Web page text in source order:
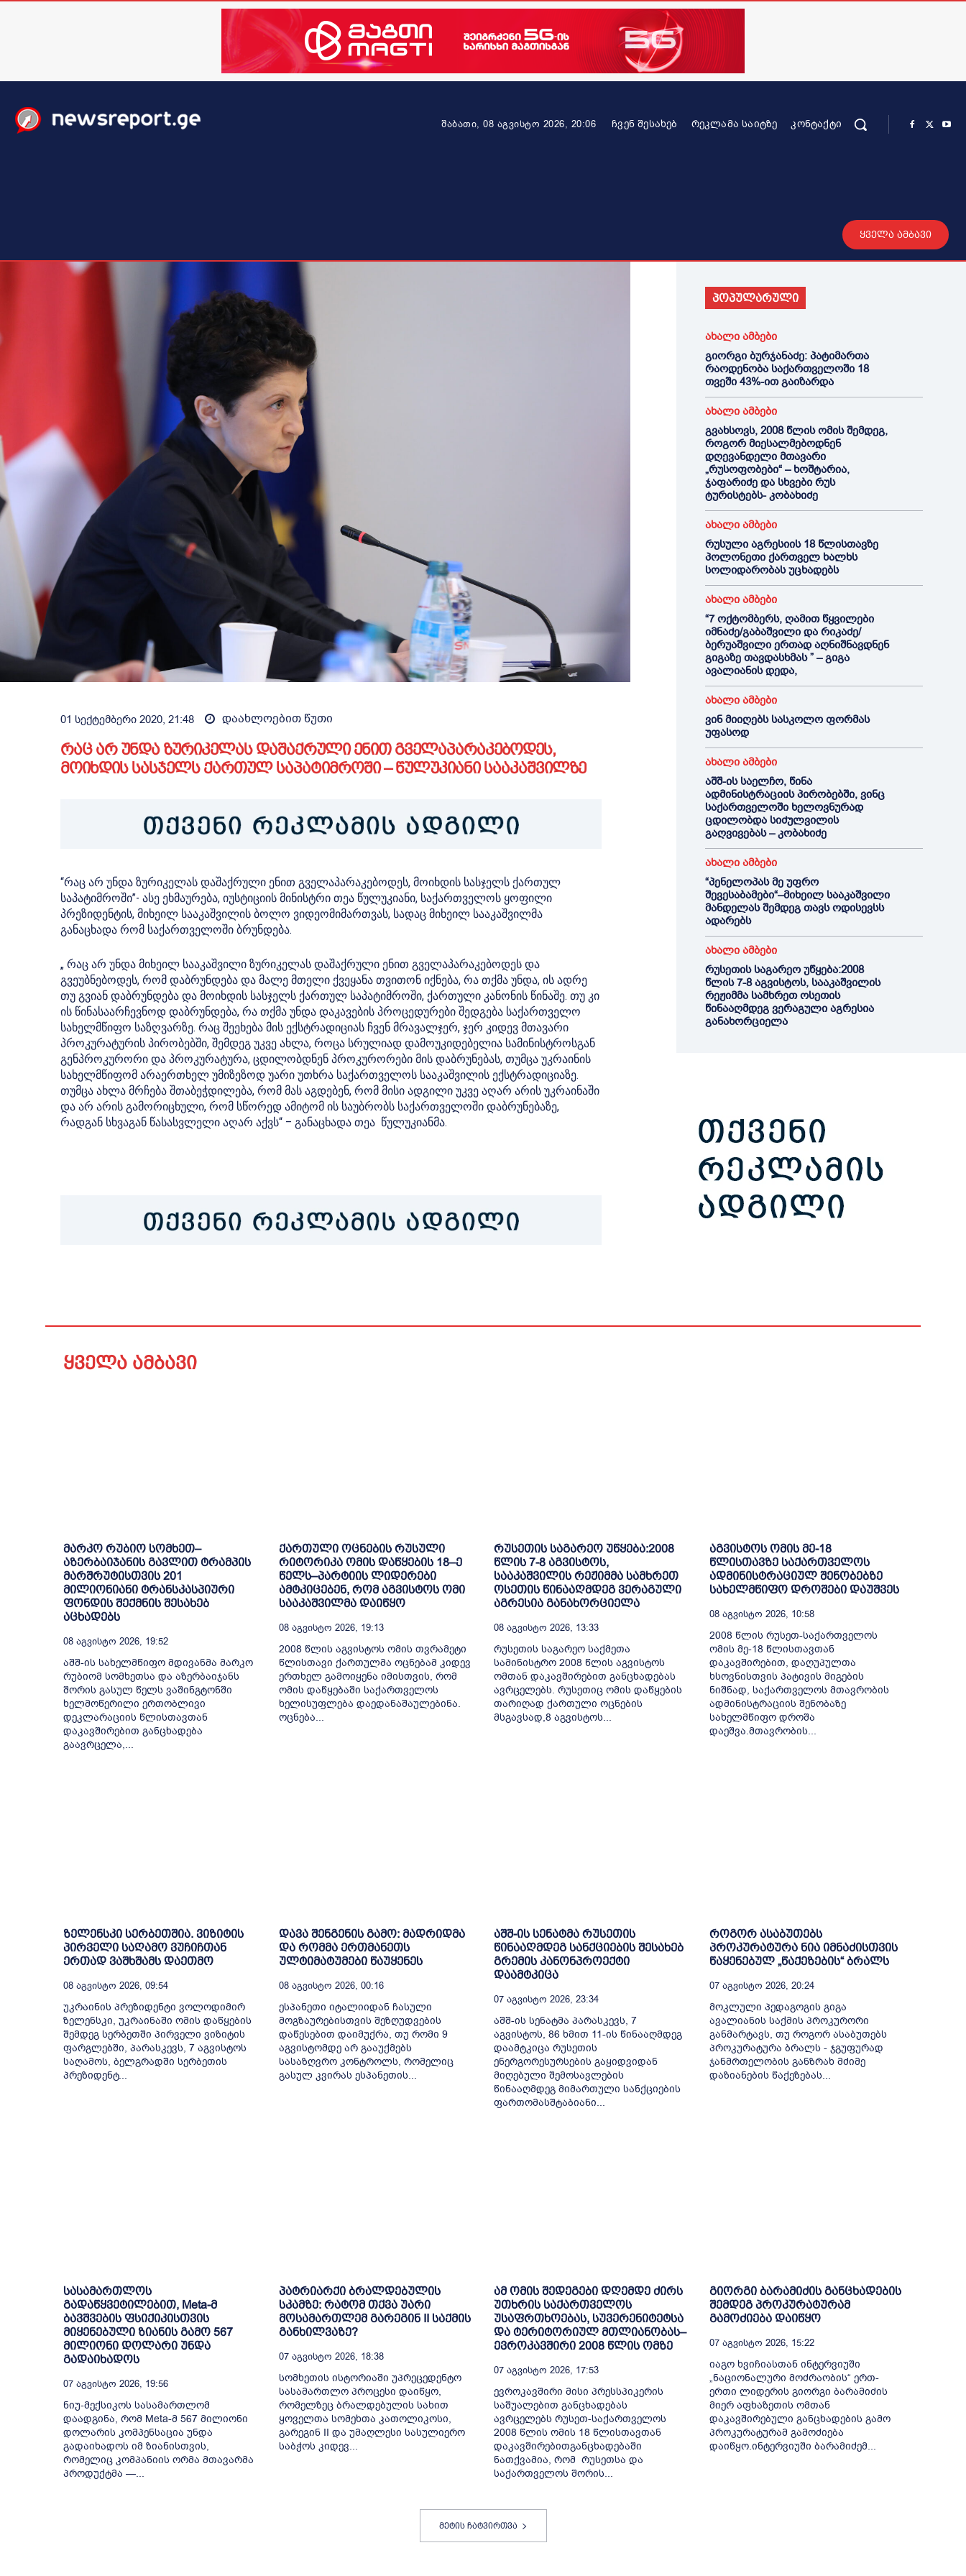
შაბათი, 08 აგვისტო 2026, 20:06 ᲩᲕᲔᲜ ᲨᲔᲡᲐᲮᲔᲑ ᲠᲔᲙᲚᲐᲛᲐ ᲡᲐᲘᲢᲖᲔ ᲙᲝᲜᲢᲐᲥᲢᲘ
ყველა ამბავი
01 სექტემბერი 2020, 21:48 დაახლოებით წუთი
რაც არ უნდა ზურიკელას დაშაქრული ენით გველაპარაკებოდეს,
მოიხდის სასჯელს ქართულ საპატიმროში – წულუკიანი სააკაშვილზე
“რაც არ უნდა ზურიკელას დაშაქრული ენით გველაპარაკებოდეს, მოიხდის სასჯელს ქართულ
საპატიმროში”- ასე ეხმაურება, იუსტიციის მინისტრი თეა წულუკიანი, საქართველოს ყოფილი
პრეზიდენტის, მიხეილ სააკაშვილის ბოლო ვიდეომიმართვას, სადაც მიხეილ სააკაშვილმა
განაცხადა რომ საქართველოში ბრუნდება.
„ რაც არ უნდა მიხეილ სააკაშვილი ზურიკელას დაშაქრული ენით გველაპარაკებოდეს და
გვეუბნებოდეს, რომ დაბრუნდება და მალე მთელი ქვეყანა თვითონ იქნება, რა თქმა უნდა, ის ადრე
თუ გვიან დაბრუნდება და მოიხდის სასჯელს ქართულ საპატიმროში, ქართული კანონის წინაშე. თუ კი
ის წინასაარჩევნოდ დაბრუნდება, რა თქმა უნდა დაკავების პროცედურები შედგება საქართველო
სახელმწიფო საზღვარზე. რაც შეეხება მის ექსტრადიციას ჩვენ მრავალჯერ, ჯერ კიდევ მთავარი
პროკურატურის პირობებში, შემდეგ უკვე ახლა, როცა სრულიად დამოუკიდებელია სამინისტროსგან
გენპროკურორი და პროკურატურა, ცდილობდნენ პროკურორები მის დაბრუნებას, თუმცა უკრაინის
სახელმწიფომ არაერთხელ უმიზეზოდ უარი უთხრა საქართველოს სააკაშვილის ექსტრადიციაზე.
თუმცა ახლა მრჩება შთაბეჭდილება, რომ მას აგდებენ, რომ მისი ადგილი უკვე აღარ არის უკრაინაში
და არ არის გამორიცხული, რომ სწორედ ამიტომ ის საუბრობს საქართველოში დაბრუნებაზე,
რადგან სხვაგან წასასვლელი აღარ აქვს“ – განაცხადა თეა წულუკიანმა.
პოპულარული
ახალი ამბები
გიორგი ბურჯანაძე: პატიმართა
რაოდენობა საქართველოში 18
თვეში 43%-ით გაიზარდა
ახალი ამბები
გვახსოვს, 2008 წლის ომის შემდეგ,
როგორ მიესალმებოდნენ
დღევანდელი მთავარი
„რუსოფობები“ – ხოშტარია,
ჯაფარიძე და სხვები რუს
ტურისტებს- კობახიძე
ახალი ამბები
რუსული აგრესიის 18 წლისთავზე
პოლონეთი ქართველ ხალხს
სოლიდარობას უცხადებს
ახალი ამბები
“7 ოქტომბერს, ღამით წყვილები
იმნაძე/გაბაშვილი და რიკაძე/
ბერუაშვილი ერთად აღნიშნავდნენ
გიგაზე თავდასხმას ” – გიგა
ავალიანის დედა,
ახალი ამბები
ვინ მიიღებს სასკოლო ფორმას
უფასოდ
ახალი ამბები
აშშ-ის საელჩო, წინა
ადმინისტრაციის პირობებში, ვინც
საქართველოში ხელოვნურად
ცდილობდა სიძულვილის
გაღვივებას – კობახიძე
ახალი ამბები
“პენელოპას მე უფრო
შევესაბამები“–მიხეილ სააკაშვილი
მანდელას შემდეგ თავს ოდისევსს
ადარებს
ახალი ამბები
რუსეთის საგარეო უწყება:2008
წლის 7-8 აგვისტოს, სააკაშვილის
რეჟიმმა სამხრეთ ოსეთის
წინააღმდეგ ვერაგული აგრესია
განახორციელა
ყველა ამბავი
მარკო რუბიო სომხეთ–
აზერბაიჯანის გავლით ტრამპის
მარშრუტისთვის 201
მილიონიანი ტრანსკასპიური
ფონდის შექმნის შესახებ
აცხადებს
08 Აგვისტო 2026, 19:52
აშშ-ის სახელმწიფო მდივანმა მარკო
რუბიომ სომხეთსა და აზერბაიჯანს
შორის გასულ წელს ვაშინგტონში
ხელმოწერილი ერთობლივი
დეკლარაციის წლისთავთან
დაკავშირებით განცხადება
გაავრცელა,...
ქართული ოცნების რუსული
რიტორიკა ომის დაწყების 18–ე
წელს–პარტიის ლიდერები
ამტკიცებენ, რომ აგვისტოს ომი
სააკაშვილმა დაიწყო
08 Აგვისტო 2026, 19:13
2008 წლის აგვისტოს ომის თვრამეტი
წლისთავი ქართულმა ოცნებამ კიდევ
ერთხელ გამოიყენა იმისთვის, რომ
ომის დაწყებაში საქართველოს
ხელისუფლება დაედანაშაულებინა.
ოცნება...
რუსეთის საგარეო უწყება:2008
წლის 7-8 აგვისტოს,
სააკაშვილის რეჟიმმა სამხრეთ
ოსეთის წინააღმდეგ ვერაგული
აგრესია განახორციელა
08 Აგვისტო 2026, 13:33
რუსეთის საგარეო საქმეთა
სამინისტრო 2008 წლის აგვისტოს
ომთან დაკავშირებით განცხადებას
ავრცელებს. რუსეთიც ომის დაწყების
თარიღად ქართული ოცნების
მსგავსად,8 აგვისტოს...
აგვისტოს ომის მე-18
წლისთავზე საქართველოს
ადმინისტრაციულ შენობებზე
სახელმწიფო დროშები დაუშვეს
08 Აგვისტო 2026, 10:58
2008 წლის რუსეთ-საქართველოს
ომის მე-18 წლისთავთან
დაკავშირებით, დაღუპულთა
ხსოვნისთვის პატივის მიგების
ნიშნად, საქართველოს მთავრობის
ადმინისტრაციის შენობაზე
სახელმწიფო დროშა
დაეშვა.მთავრობის...
ზელენსკი სერბეთშია. ვიზიტის
პირველი საღამო ვუჩიჩთან
ერთად ვაშხშამს დაეთმო
08 Აგვისტო 2026, 09:54
უკრაინის პრეზიდენტი ვოლოდიმირ
ზელენსკი, უკრაინაში ომის დაწყების
შემდეგ სერბეთში პირველი ვიზიტის
ფარგლებში, პარასკევს, 7 აგვისტოს
საღამოს, ბელგრადში სერბეთის
პრეზიდენტ...
დავა შენგენის გამო: მადრიდმა
და რომმა ერთმანეთს
ულტიმატუმები წაუყენეს
08 Აგვისტო 2026, 00:16
ესპანეთი იტალიიდან ჩასული
მოგზაურებისთვის შეზღუდვების
დაწესებით დაიმუქრა, თუ რომი 9
აგვისტომდე არ გააუქმებს
სასაზღვრო კონტროლს, რომელიც
გასულ კვირას ესპანეთის...
აშშ-ის სენატმა რუსეთის
წინააღმდეგ სანქციების შესახებ
გრემის კანონპროექტი
დაამტკიცა
07 Აგვისტო 2026, 23:34
აშშ-ის სენატმა პარასკევს, 7
აგვისტოს, 86 ხმით 11-ის წინააღმდეგ
დაამტკიცა რუსეთის
ენერგორესურსების გაყიდვიდან
მიღებული შემოსავლების
წინააღმდეგ მიმართული სანქციების
ფართომასშტაბიანი...
როგორ ასაბუთებს
პროკურატურა ნია იმნაძისთვის
წაყენებულ „წაქეზების“ ბრალს
07 Აგვისტო 2026, 20:24
მოკლული პედაგოგის გიგა
ავალიანის საქმის პროკურორი
განმარტავს, თუ როგორ ასაბუთებს
პროკურატურა ბრალს - ჯგუფურად
ჯანმრთელობის განზრახ მძიმე
დაზიანების წაქეზებას...
სასამართლოს
გადაწყვეტილებით, Meta-მ
ბავშვების ფსიქიკისთვის
მიყენებული ზიანის გამო 567
მილიონი დოლარი უნდა
გადაიხადოს
07 Აგვისტო 2026, 19:56
ნიუ-მექსიკოს სასამართლომ
დაადგინა, რომ Meta-მ 567 მილიონი
დოლარის კომპენსაცია უნდა
გადაიხადოს იმ ზიანისთვის,
რომელიც კომპანიის ორმა მთავარმა
პროდუქტმა —...
პატრიარქი ბრალდებულის
სკამზე: რატომ თქვა უარი
მოსამართლემ გარეგინ II საქმის
განხილვაზე?
07 Აგვისტო 2026, 18:38
სომხეთის ისტორიაში უპრეცედენტო
სასამართლო პროცესი დაიწყო,
რომელზეც ბრალდებულის სახით
ყოველთა სომეხთა კათოლიკოსი,
გარეგინ II და უმაღლესი სასულიერო
საბჭოს კიდევ...
ამ ომის შედეგები დღემდე ძირს
უთხრის საქართველოს
უსაფრთხოებას, სუვერენიტეტსა
და ტერიტორიულ მთლიანობას–
ევროკავშირი 2008 წლის ომზე
07 Აგვისტო 2026, 17:53
ევროკავშირი მისი პრესსპიკერის
საშუალებით განცხადებას
ავრცელებს რუსეთ-საქართველოს
2008 წლის ომის 18 წლისთავთან
დაკავშირებითგანცხადებაში
ნათქვამია, რომ რუსეთსა და
საქართველოს შორის...
გიორგი ბარამიძის განცხადების
შემდეგ პროკურატურამ
გამოძიება დაიწყო
07 Აგვისტო 2026, 15:22
იაგო ხვიჩიასთან ინტერვიუში
„ნაციონალური მოძრაობის“ ერთ-
ერთი ლიდერის გიორგი ბარამიძის
მიერ აფხაზეთის ომთან
დაკავშირებული განცხადების გამო
პროკურატურამ გამოძიება
დაიწყო.ინტერვიუში ბარამიძემ...
მეტის ჩატვირთვა